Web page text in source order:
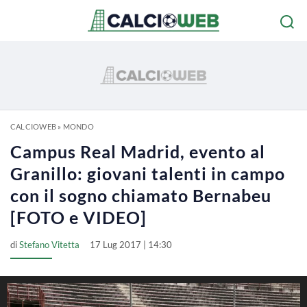
CALCIOWEB» MONDO
Campus Real Madrid, evento al
Granillo: giovani talenti in campo
con il sogno chiamato Bernabeu
[FOTO e VIDEO]
diStefano Vitetta 17 Lug 2017 | 14:30